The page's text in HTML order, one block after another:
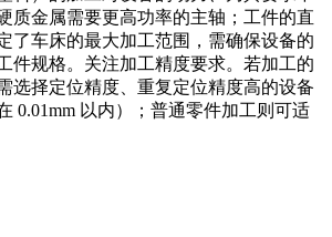
质金属需要更高功率的主轴；工件的直
了车床的最大加工范围，需确保设备的
件规格。关注加工精度要求。若加工的
选择定位精度、重复定位精度高的设备
0.01mm 以内）；普通零件加工则可适